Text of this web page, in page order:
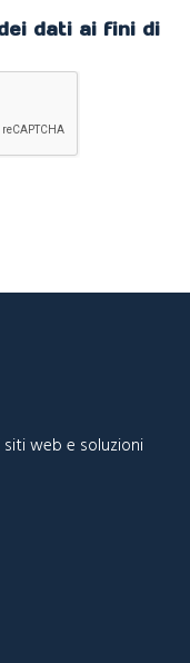
dati ai fini di
siti web e soluzioni